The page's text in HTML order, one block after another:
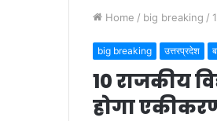
Home / big breaking /
big breaking उत्तरप्रदेश
10 राजकीय
होगा